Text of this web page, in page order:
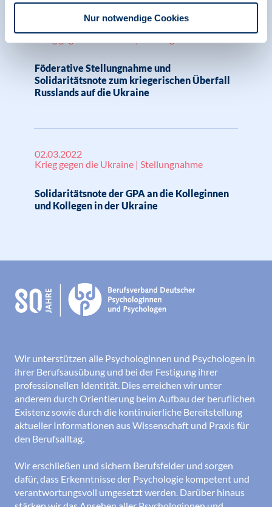
Nur notwendige Cookies
Föderative Stellungnahme und
Solidaritätsnote zum kriegerischen Überfall
Russlands auf die Ukraine
02.03.2022
Krieg gegen die Ukraine | Stellungnahme
Solidaritätsnote der GPA an die Kolleginnen
und Kollegen in der Ukraine
Wir unterstützen alle Psychologinnen und Psychologen in
ihrer Berufsausübung und bei der Festigung ihrer
professionellen Identität. Dies erreichen wir unter
anderem durch Orientierung beim Aufbau der beruflichen
Existenz sowie durch die kontinuierliche Bereitstellung
aktueller Informationen aus Wissenschaft und Praxis für
den Berufsalltag.
Wir erschließen und sichern Berufsfelder und sorgen
dafür, dass Erkenntnisse der Psychologie kompetent und
verantwortungsvoll umgesetzt werden. Darüber hinaus